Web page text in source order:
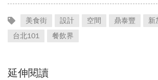
美食街 設計 空間 鼎泰豐 新
台北101
餐飲界
延伸閱讀